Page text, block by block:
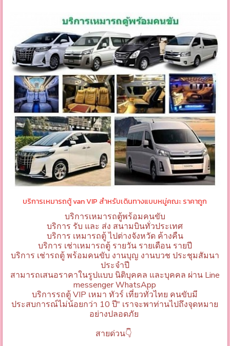
บริการเหมารถตู้ van VIP สำหรับเดินทางแบบหมู่คณะ ราคาถูก
บริการเหมารถตู้พร้อมคนขับ
บริการ รับ และ ส่ง สนามบินทั่วประเทศ
บริการ เหมารถตู้ ไปต่างจังหวัด ค้างคืน
บริการ เช่าเหมารถตู้ รายวัน รายเดือน รายปี
บริการ เช่ารถตู้ พร้อมคนขับ งานบุญ งานบวช ประชุมสัมนา
ประจำปี
สามารถเสนอราคาในรูปแบบ นิติบุคคล และบุคคล ผ่าน Line
messenger WhatsApp
บริการรถตู้ VIP เหมา ทัวร์ เที่ยวทั่วไทย คนขับมี
ประสบการณ์ไม่น้อยกว่า 10 ปี" เราจะพาท่านไปถึงจุดหมาย
อย่างปลอดภัย
สายด่วน👇